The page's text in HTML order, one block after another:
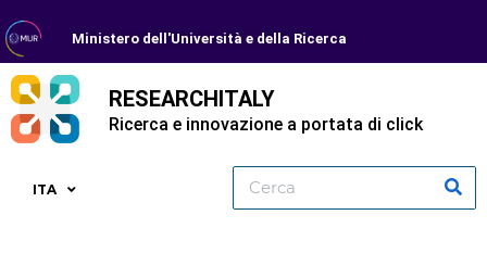
Ministero dell'Università e della Ricerca
RESEARCHITALY
Ricerca e innovazione a portata di click
ITA